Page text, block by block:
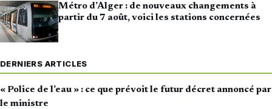
Métro d’Alger : de nouveaux changements à
partir du 7 août, voici les stations concernées
DERNIERS ARTICLES
« Police de l’eau » : ce que prévoit le futur décret annoncé par
le ministre